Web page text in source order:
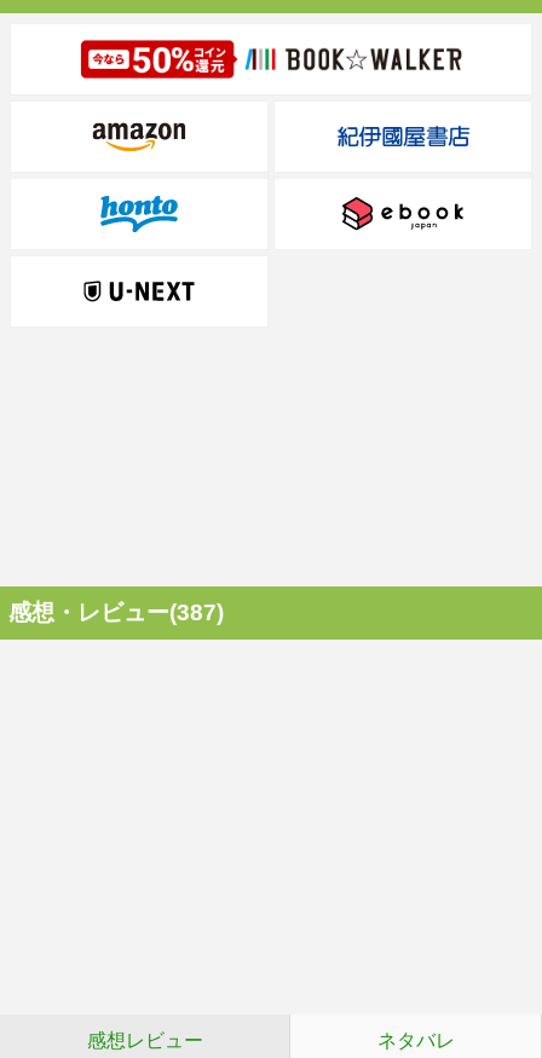
感想・レビュー(387)
感想レビュー ネタバレ